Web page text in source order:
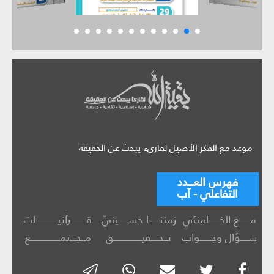
موعد مع الفكر الأصيل لقارىء يبحث عن الحقيقة
فهرس العـــدد
التفاعلي - آب
مــــــع الخــــــامنئي زمننــــــا حســـــينيّ
قــــــــرآنيــــــــــــات
ســــؤال وجــــــواب
تــحــــقيـــــــــــــــق مــجـــتمــــــــــــــــع